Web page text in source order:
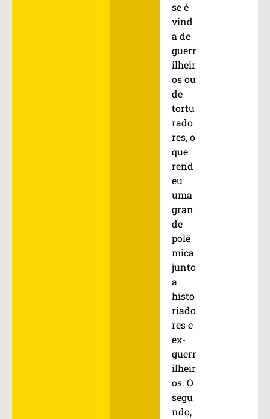
se é
vind
a de
guerr
ilheir
os ou
de
tortu
rado
res, o
que
rend
eu
uma
gran
de
polê
mica
junto
a
histo
riado
res e
ex-
guerr
ilheir
os. O
segu
ndo,